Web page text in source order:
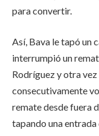
para convertir.
Así, Bava le tapó un
interrumpió un
Rodríguez y otra
consecutivamente
remate desde fuera
tapando una